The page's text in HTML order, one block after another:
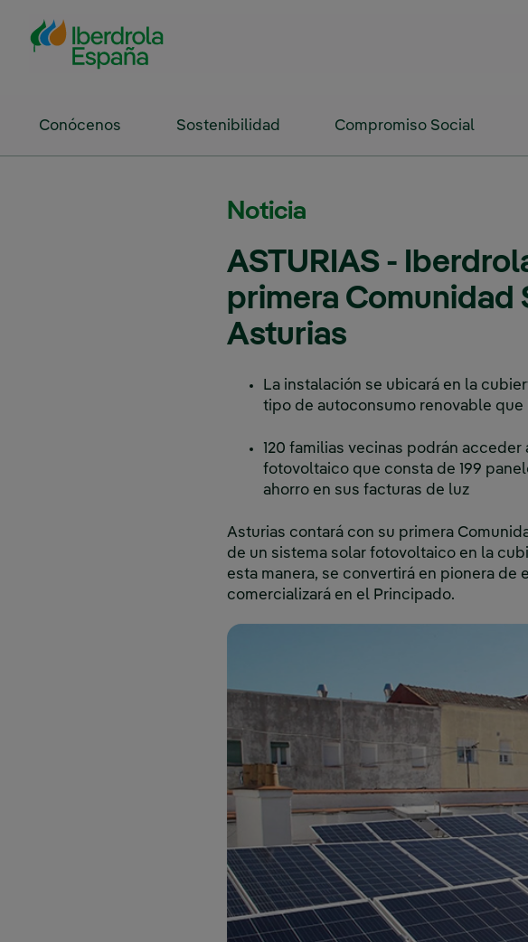
Saltar al contenido principal
Conócenos Sostenibilidad Compromiso Social
Noticia
ASTURIAS -
primera Comunidad
Asturias
La instalación se ubicará en la
tipo de autoconsumo renovable
120 familias vecinas podrán
fotovoltaico que consta de 199
ahorro en sus facturas de luz
Asturias contará con su primera
de un sistema solar fotovoltaico en la
esta manera, se convertirá en pionera
comercializará en el Principado.